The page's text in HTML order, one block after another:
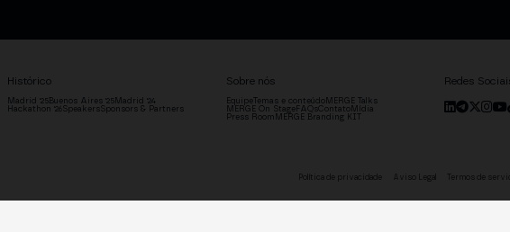
Histórico
Madrid '25Buenos Aires '25Madrid '24
Hackathon '26 SpeakersSponsors & Partners
Sobre nós
EquipeTemas e conteúdoMERGE Talks
MERGE On StageFAQsContatoMídia
Press Room MERGE Branding KIT
Redes
Política de privacidade Aviso Legal Termos de